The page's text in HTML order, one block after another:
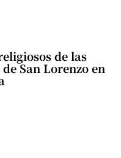
de las
San Lorenzo en